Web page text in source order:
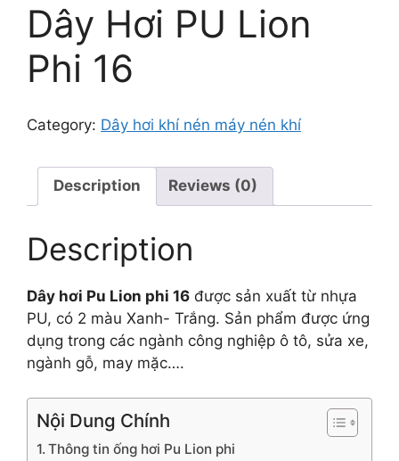
Dây Hơi PU Lion
Phi 16
Category: Dây hơi khí nén máy nén khí
Description Reviews (0)
Description
Dây hơi Pu Lion phi 16 được sản xuất từ nhựa
PU, có 2 màu Xanh- Trắng. Sản phẩm được ứng
dụng trong các ngành công nghiệp ô tô, sửa xe,
ngành gỗ, may mặc….
Nội Dung Chính
Thông tin ống hơi Pu Lion phi